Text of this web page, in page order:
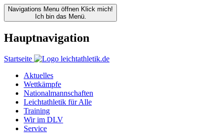
Navigations Menu öffnen Klick mich!
Ich bin das Menü.
Hauptnavigation
Startseite
Aktuelles
Wettkämpfe
Nationalmannschaften
Leichtathletik für Alle
Training
Wir im DLV
Service